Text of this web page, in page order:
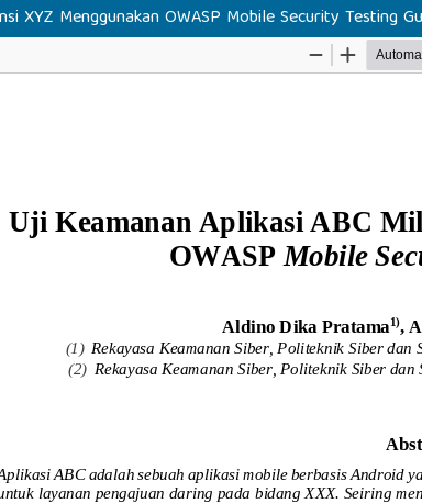
XYZ Menggunakan OWASP Mobile Security Testing